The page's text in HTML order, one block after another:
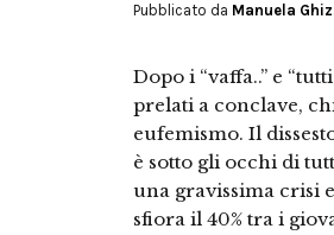
Pubblicato da Manuela
Dopo i “vaffa..” e
prelati a conclave,
eufemismo. Il
è sotto gli occhi di
una gravissima crisi
sfiora il 40% tra i